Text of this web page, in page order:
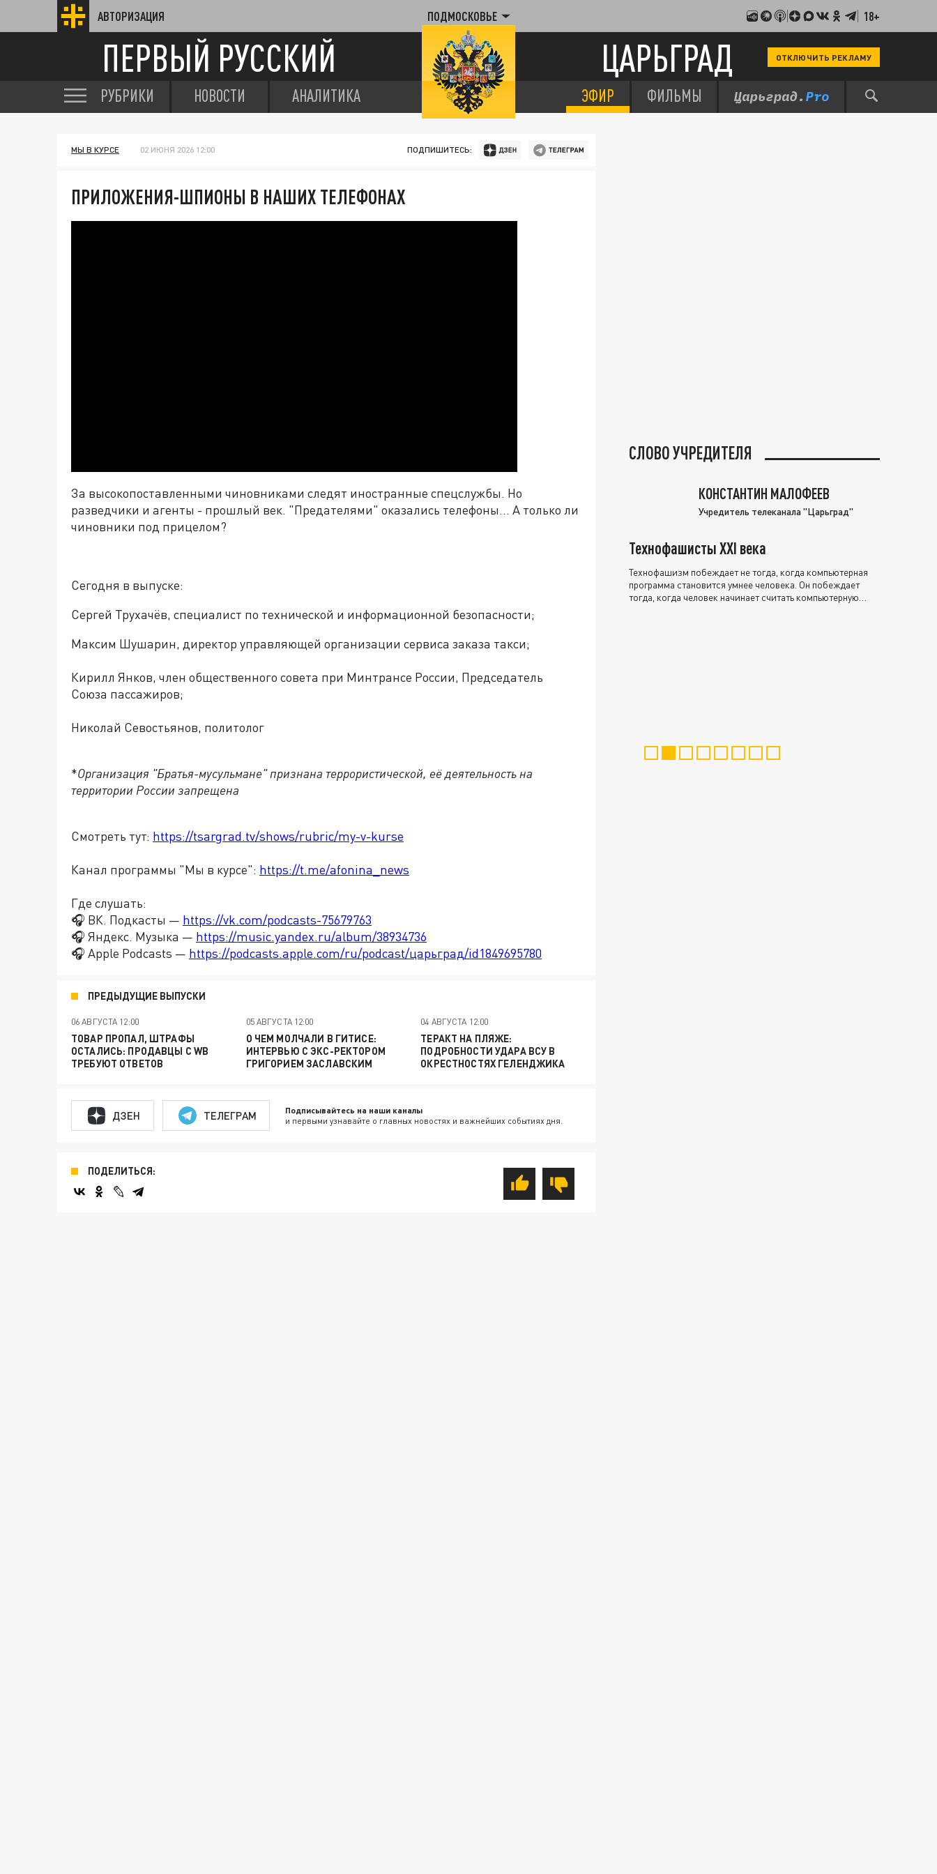
АВТОРИЗАЦИЯ ПОДМОСКОВЬЕ 18+
ПЕРВЫЙ РУССКИЙ ЦАРЬГРАД ОТКЛЮЧИТЬ РЕКЛАМУ
РУБРИКИ НОВОСТИ АНАЛИТИКА ЭФИР ФИЛЬМЫ
МЫ В КУРСЕ 02 ИЮНЯ 2026 12:00 ПОДПИШИТЕСЬ:
ПРИЛОЖЕНИЯ-ШПИОНЫ В НАШИХ ТЕЛЕФОНАХ
За высокопоставленными чиновниками следят иностранные спецслужбы. Но
разведчики и агенты - прошлый век. "Предателями" оказались телефоны... А только ли
чиновники под прицелом?
Сегодня в выпуске:
Сергей Трухачёв, специалист по технической и информационной безопасности;
Максим Шушарин, директор управляющей организации сервиса заказа такси;
Кирилл Янков, член общественного совета при Минтрансе России, Председатель
Союза пассажиров;
Николай Севостьянов, политолог
*Организация "Братья-мусульмане" признана террористической, её деятельность на
территории России запрещена
Смотреть тут: https://tsargrad.tv/shows/rubric/my-v-kurse
Канал программы "Мы в курсе": https://t.me/afonina_news
Где слушать:
🎧 ВК. Подкасты — https://vk.com/podcasts-75679763
🎧 Яндекс. Музыка — https://music.yandex.ru/album/38934736
🎧 Apple Podcasts — https://podcasts.apple.com/ru/podcast/царьград/id1849695780
ПРЕДЫДУЩИЕ ВЫПУСКИ
06 АВГУСТА 12:00
ТОВАР ПРОПАЛ, ШТРАФЫ
ОСТАЛИСЬ: ПРОДАВЦЫ С WB
ТРЕБУЮТ ОТВЕТОВ
05 АВГУСТА 12:00
О ЧЕМ МОЛЧАЛИ В ГИТИСЕ:
ИНТЕРВЬЮ С ЭКС-РЕКТОРОМ
ГРИГОРИЕМ ЗАСЛАВСКИМ
04 АВГУСТА 12:00
ТЕРАКТ НА ПЛЯЖЕ:
ПОДРОБНОСТИ УДАРА ВСУ В
ОКРЕСТНОСТЯХ ГЕЛЕНДЖИКА
ДЗЕН ТЕЛЕГРАМ Подписывайтесь на наши каналы
и первыми узнавайте о главных новостях и важнейших событиях дня.
ПОДЕЛИТЬСЯ:
СЛОВО УЧРЕДИТЕЛЯ
КОНСТАНТИН МАЛОФЕЕВ
Учредитель телеканала "Царьград"
Технофашисты XXI века
Технофашизм побеждает не тогда, когда компьютерная
программа становится умнее человека. Он побеждает
тогда, когда человек начинает считать компьютерную